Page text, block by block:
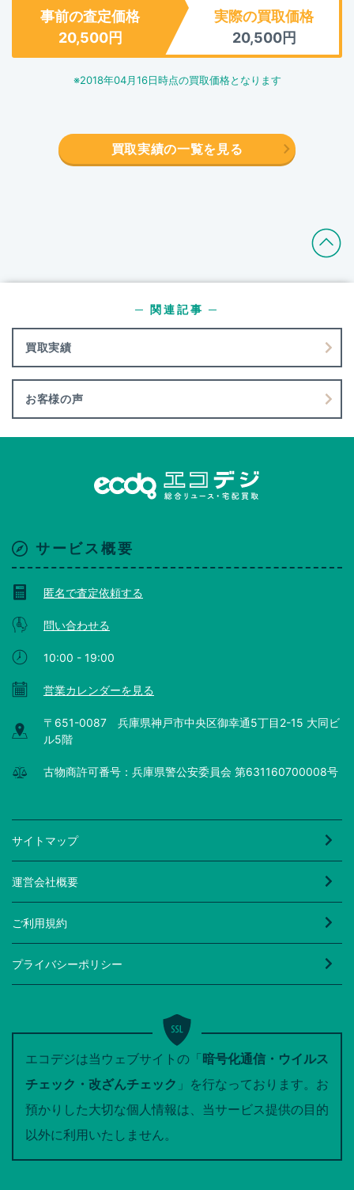
事前の査定価格
20,500円
実際の買取価格
20,500円
※2018年04月16日時点の買取価格となります
買取実績の一覧を見る
買取実績
─ 関連記事 ─
お客様の声
サービス概要
匿名で査定依頼する
問い合わせる
10:00 - 19:00
営業カレンダーを見る
〒651-0087 兵庫県神戸市中央区御幸通5丁目2-15 大同ビ
ル5階
古物商許可番号：兵庫県警公安委員会 第631160700008号
サイトマップ
運営会社概要
ご利用規約
プライバシーポリシー
エコデジは当ウェブサイトの「暗号化通信・ウイルス
チェック・改ざんチェック 」を行なっております。お
預かりした大切な個人情報は、当サービス提供の目的
以外に利用いたしません。